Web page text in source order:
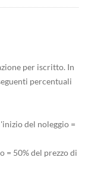
per iscritto. In
percentuali
del noleggio =
= 50% del prezzo di